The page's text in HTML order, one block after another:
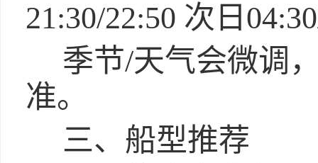
21:30/22:50 次日
季节/天气会微调
准。
三、船型推荐